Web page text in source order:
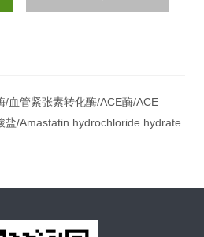
/血管紧张素转化酶/ACE酶/ACE
盐/Amastatin hydrochloride hydrate